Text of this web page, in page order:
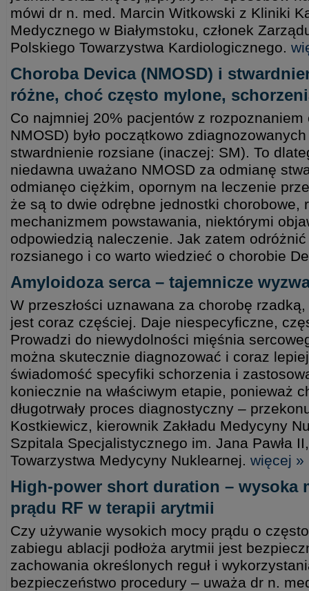
mówi dr n. med. Marcin Witkowski z Kliniki
Medycznego w Białymstoku, członek
Polskiego Towarzystwa Kardiologicznego.
Choroba Devica (NMOSD) i
różne, choć często mylone,
Co najmniej 20% pacjentów z
NMOSD) było początkowo
stwardnienie rozsiane (inaczej: SM). To
niedawna uważano NMOSD za odmianę
odmianęo ciężkim, opornym na leczenie
że są to dwie odrębne jednostki chorobowe,
mechanizmem powstawania, niektórymi
odpowiedzią naleczenie. Jak zatem
rozsianego i co warto wiedzieć o chorobie
Amyloidoza serca – tajemnicze
W przeszłości uznawana za chorobę
jest coraz częściej. Daje niespecyficzne,
Prowadzi do niewydolności mięśnia
można skutecznie diagnozować i coraz
świadomość specyfiki schorzenia i
koniecznie na właściwym etapie, ponieważ
długotrwały proces diagnostyczny –
Kostkiewicz, kierownik Zakładu Medycyny
Szpitala Specjalistycznego im. Jana Pawła
Towarzystwa Medycyny Nuklearnej. więcej »
High-power short duration – wysoka
prądu RF w terapii arytmii
Czy używanie wysokich mocy prądu o
zabiegu ablacji podłoża arytmii jest
zachowania określonych reguł i
bezpieczeństwo procedury – uważa dr n.